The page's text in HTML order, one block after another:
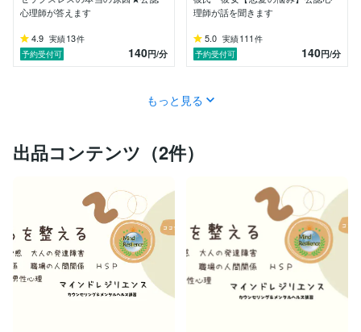
心理師が答えます
4.9 実績13件
予約受付可
140円/分
理師が話を聞きます
5.0 実績111 件
予約受付可
140円/分
もっと見る
出品コンテンツ（2件）